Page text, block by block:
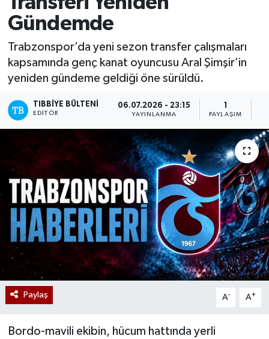
Gündemde
Trabzonspor’da yeni sezon transfer çalışmaları
kapsamında genç kanat oyuncusu Aral Şimşir’in
yeniden gündeme geldiği öne sürüldü.
TIBBIYE BÜLTENI
EDITÖR
06.07.2026 - 23:15
YAYINLANMA PAYLAŞIM
Paylaş A- A+
Bordo-mavili ekibin, hücum hattında yerli
Mevzuat